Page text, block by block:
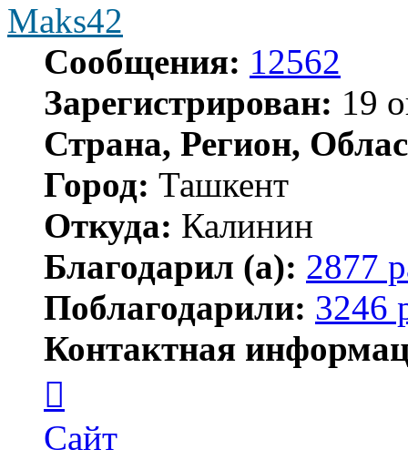
Maks42
Сообщения: 12562
Зарегистрирован: 19
Страна, Регион,
Город: Ташкент
Откуда: Калинин
Благодарил (а): 2877
Поблагодарили: 3246
Контактная
пользователя
Maks42
Сайт